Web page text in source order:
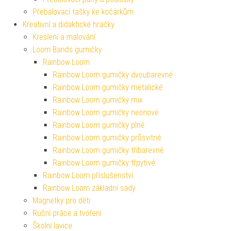
Přebalovací tašky ke kočárkům
Kreativní a didaktické hračky
Kreslení a malování
Loom Bands gumičky
Rainbow Loom
Rainbow Loom gumičky dvoubarevné
Rainbow Loom gumičky metalické
Rainbow Loom gumičky mix
Rainbow Loom gumičky neonové
Rainbow Loom gumičky plné
Rainbow Loom gumičky průsvitné
Rainbow Loom gumičky tříbarevné
Rainbow Loom gumičky třpytivé
Rainbow Loom příslušenství
Rainbow Loom základní sady
Magnetky pro děti
Ruční práce a tvoření
Školní lavice